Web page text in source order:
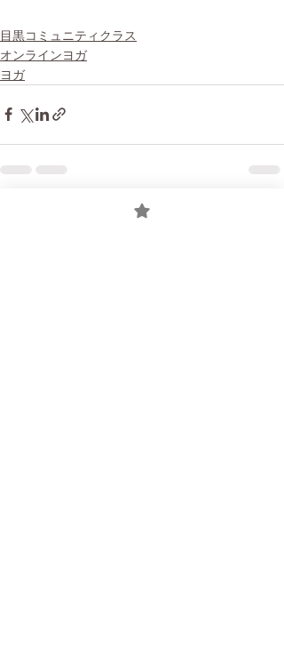
目黒コミュニティクラス
オンラインヨガ
ヨガ